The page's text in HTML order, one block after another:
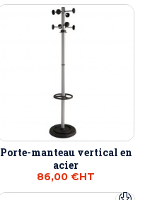
Porte-manteau vertical en
acier
86,00 €HT